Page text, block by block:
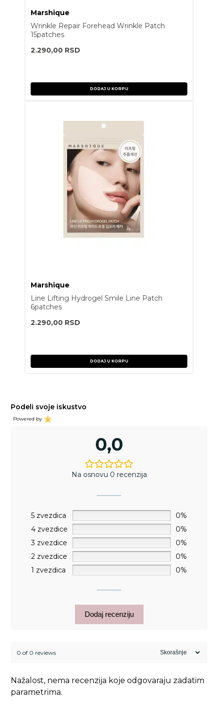
Marshique
Wrinkle Repair Forehead Wrinkle Patch
15patches
2.290,00 RSD
DODAJ U KORPU
Marshique
Line Lifting Hydrogel Smile Line Patch
6patches
2.290,00 RSD
DODAJ U KORPU
Podeli svoje iskustvo
Powered by
0,0
Na osnovu 0 recenzija
5 zvezdica
0%
4 zvezdice
0%
3 zvezdice
0%
2 zvezdice
0%
1 zvezdica
0%
Dodaj recenziju
0 of 0 reviews
Nažalost, nema recenzija koje odgovaraju zadatim
parametrima.